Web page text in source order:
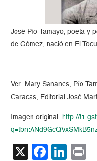
José Pío Tamayo, poeta y
de Gómez, nació en El
Ver: Mary Sananes, Pío
Caracas, Editorial José
Imagen original: http://
X